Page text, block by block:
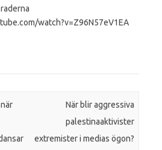
watch?v=Z96N57eV1EA
När blir aggressiva
palestinaaktivister
extremister i medias ögon?